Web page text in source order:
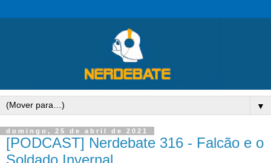
▼
domingo, 25 de abril de 2021
[PODCAST] Nerdebate 316 - Falcão e o
Soldado Invernal